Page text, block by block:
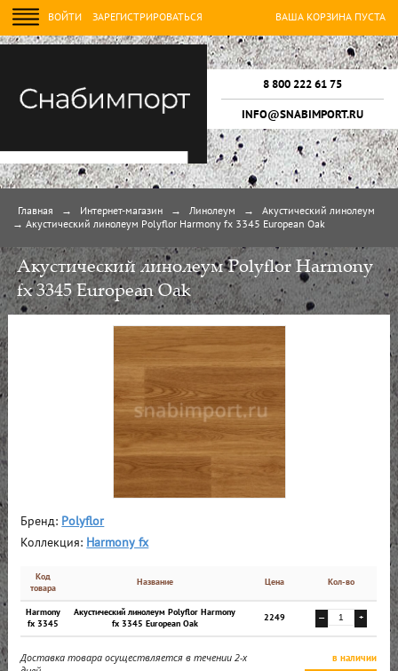
ВОЙТИ ЗАРЕГИСТРИРОВАТЬСЯ ВАША КОРЗИНА ПУСТА
8 800 222 61 75
INFO@SNABIMPORT.RU
Главная → Интернет-магазин → Линолеум →
Акустический линолеум
→ Акустический линолеум Polyflor Harmony fx 3345 European Oak
Акустический линолеум Polyflor Harmony
fx 3345 European Oak
Бренд: Polyflor
Коллекция: Harmony fx
Код
товара
Название Цена Кол-во
Harmony
fx 3345
Акустический линолеум Polyflor Harmony
fx 3345 European Oak
2249 — +
Доставка товара осуществляется в течении 2-х
в наличии